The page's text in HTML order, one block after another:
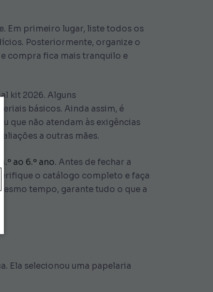
Em primeiro lugar, liste todos os
Posteriormente, organize o
compra fica mais tranquilo e
kit 2026. Alguns
básicos. Ainda assim, é
que não atendam às exigências
a outras mães.
ao 6.º ano. Antes de fechar a
o catálogo completo e faça
tempo, garante tudo o que a
Ela selecionou uma papelaria